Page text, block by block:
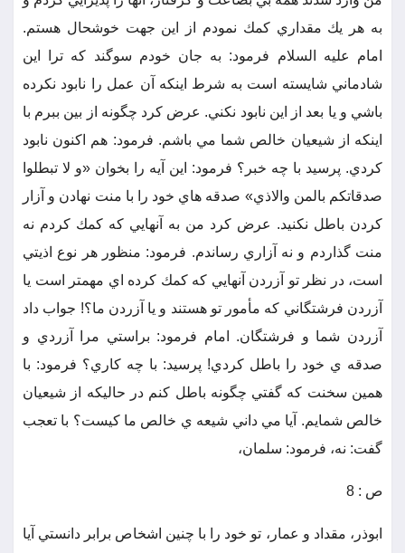
به هر يك مقداري كمك نمودم از اين جهت خوشحال هستم.
امام عليه السلام فرمود: به جان خودم سوگند كه ترا اين
شادماني شايسته است به شرط اينكه آن عمل را نابود نكرده
باشي و يا بعد از اين نابود نكني. عرض كرد چگونه از بين ببرم با
اينكه از شيعيان خالص شما مي باشم. فرمود: هم اكنون نابود
كردي. پرسيد با چه خبر؟ فرمود: اين آيه را بخوان «و لا تبطلوا
صدقاتكم بالمن والاذي» صدقه هاي خود را با منت نهادن و آزار
كردن باطل نكنيد. عرض كرد من به آنهايي كه كمك كردم نه
منت گذاردم و نه آزاري رساندم. فرمود: منظور هر نوع اذيتي
است، در نظر تو آزردن آنهايي كه كمك كرده اي مهمتر است يا
آزردن فرشتگاني كه مأمور تو هستند و يا آزردن ما؟! جواب داد
آزردن شما و فرشتگان. امام فرمود: براستي مرا آزردي و
صدقه ي خود را باطل كردي! پرسيد: با چه كاري؟ فرمود: با
همين سخنت كه گفتي چگونه باطل كنم در حاليكه از شيعيان
خالص شمايم. آيا مي داني شيعه ي خالص ما كيست؟ با تعجب
گفت: نه، فرمود: سلمان،
ص : 8
ابوذر، مقداد و عمار، تو خود را با چنين اشخاص برابر دانستي آيا